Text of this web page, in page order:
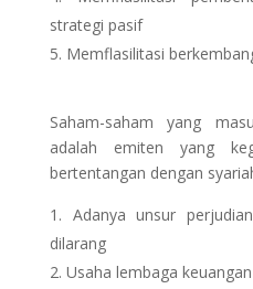
strategi pasif
Memflasilitasi
Saham-saham yang
adalah emiten yang
bertentangan dengan
Adanya unsur
dilarang
Usaha lembaga